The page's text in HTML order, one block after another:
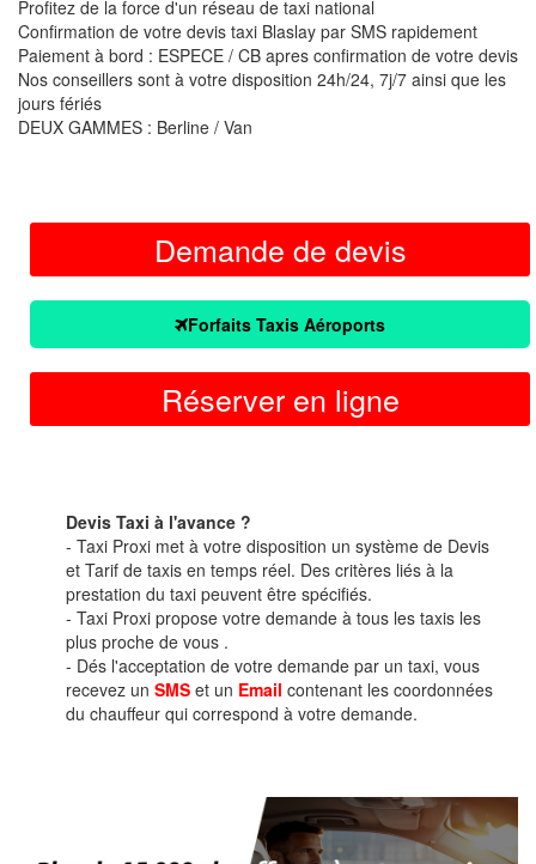
Profitez de la force d'un réseau de taxi national
Confirmation de votre devis taxi Blaslay par SMS rapidement
Paiement à bord : ESPECE / CB apres confirmation de votre devis
Nos conseillers sont à votre disposition 24h/24, 7j/7 ainsi que les
jours fériés
DEUX GAMMES : Berline / Van
Demande de devis
Forfaits Taxis Aéroports
Réserver en ligne
Devis Taxi à l'avance ?
- Taxi Proxi met à votre disposition un système de Devis
et Tarif de taxis en temps réel. Des critères liés à la
prestation du taxi peuvent être spécifiés.
- Taxi Proxi propose votre demande à tous les taxis les
plus proche de vous .
- Dés l'acceptation de votre demande par un taxi, vous
recevez un SMS et un Email contenant les coordonnées
du chauffeur qui correspond à votre demande.